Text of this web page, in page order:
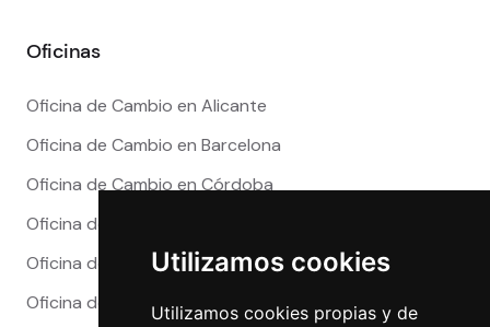
Utilizamos cookies
Utilizamos cookies propias y de
Oficinas
Oficina de Cambio en Alicante
Oficina de Cambio en Barcelona
Oficina de Cambio en Córdoba
Oficina de Cambio en Granada
Oficina de Cambio en Madrid
Oficina de Cambio en Málaga